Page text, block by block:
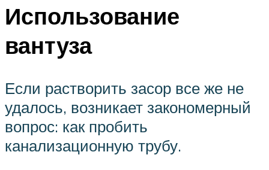
Использование
вантуза
Если растворить засор все же не
удалось, возникает закономерный
вопрос: как пробить
канализационную трубу.